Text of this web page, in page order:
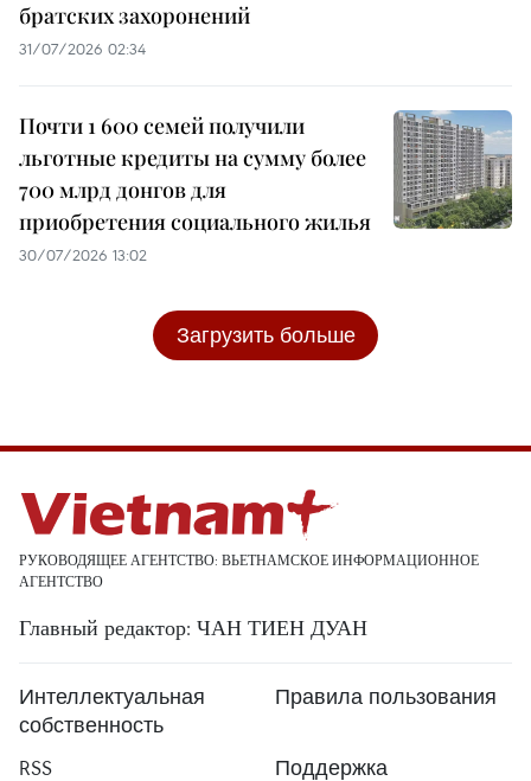
братских захоронений
31/07/2026 02:34
Почти 1 600 семей получили
льготные кредиты на сумму более
700 млрд донгов для
приобретения социального жилья
30/07/2026 13:02
Загрузить больше
РУКОВОДЯЩЕЕ АГЕНТСТВО: ВЬЕТНАМСКОЕ ИНФОРМАЦИОННОЕ
АГЕНТСТВО
Главный редактор: ЧАН ТИЕН ДУАН
Интеллектуальная
собственность
Правила пользования
RSS Поддержка